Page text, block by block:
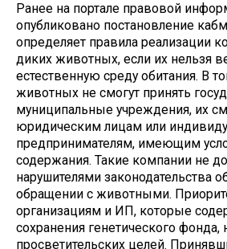
Ранее на портале правовой
опубликовано постановление
определяет правила реализации
диких животных, если их нельзя
естественную среду обитания. В
животных не смогут принять
муниципальные учреждения, их
юридическим лицам или
предпринимателям, имеющим
содержания. Такие компании не
нарушителями законодательства
обращении с животными.
организациям и ИП, которые
сохранения генетического фонда,
просветительских целей.